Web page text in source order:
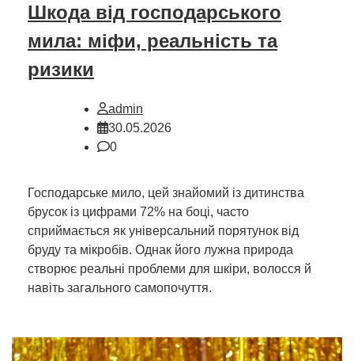
Шкода від господарського
мила: міфи, реальність та
ризики
admin
30.05.2026
0
Господарське мило, цей знайомий із дитинства
брусок із цифрами 72% на боці, часто
сприймається як універсальний порятунок від
бруду та мікробів. Однак його лужна природа
створює реальні проблеми для шкіри, волосся й
навіть загального самопочуття.